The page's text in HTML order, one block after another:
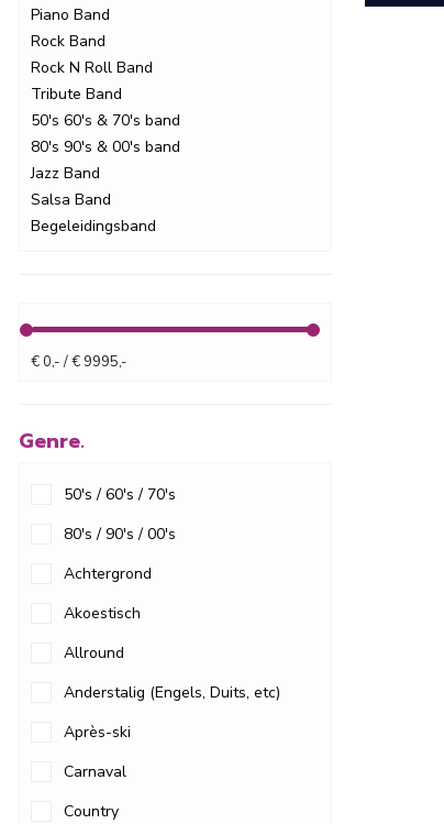
Piano Band
Rock Band
Rock N Roll Band
Tribute Band
50's 60's & 70's band
80's 90's & 00's band
Jazz Band
Salsa Band
Begeleidingsband
€ 0,- / € 9995,-
Genre.
50's / 60's / 70's
80's / 90's / 00's
Achtergrond
Akoestisch
Allround
Anderstalig (Engels, Duits, etc)
Après-ski
Carnaval
Country